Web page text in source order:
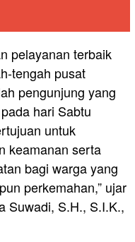
pelayanan terbaik
tengah pusat
pengunjung yang
hari Sabtu
untuk
keamanan serta
bagi warga yang
perkemahan,” ujar
Suwadi, S.H., S.I.K.,